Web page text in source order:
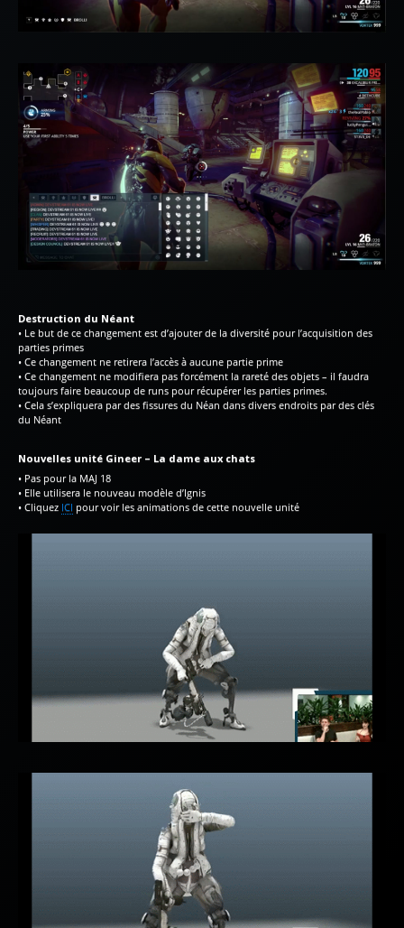
Destruction du Néant
• Le but de ce changement est d’ajouter de la diversité pour l’acquisition des
parties primes
• Ce changement ne retirera l’accès à aucune partie prime
• Ce changement ne modifiera pas forcément la rareté des objets – il faudra
toujours faire beaucoup de runs pour récupérer les parties primes.
• Cela s’expliquera par des fissures du Néan dans divers endroits par des clés
du Néant
Nouvelles unité Gineer – La dame aux chats
• Pas pour la MAJ 18
• Elle utilisera le nouveau modèle d’Ignis
• Cliquez ICI pour voir les animations de cette nouvelle unité